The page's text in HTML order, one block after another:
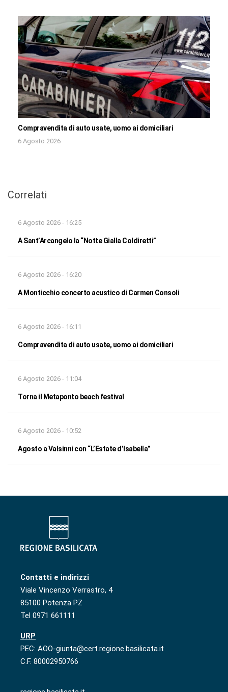
Compravendita di auto usate, uomo ai domiciliari
6 Agosto 2026
Correlati
6 Agosto 2026 - 16:25
A Sant’Arcangelo la “Notte Gialla Coldiretti”
6 Agosto 2026 - 16:20
A Monticchio concerto acustico di Carmen Consoli
6 Agosto 2026 - 16:11
Compravendita di auto usate, uomo ai domiciliari
6 Agosto 2026 - 11:04
Torna il Metaponto beach festival
6 Agosto 2026 - 10:52
Agosto a Valsinni con “L’Estate d’Isabella”
Contatti e indirizzi
Viale Vincenzo Verrastro, 4
85100 Potenza PZ
Tel 0971 661111
URP
PEC: AOO-giunta@cert.regione.basilicata.it
C.F. 80002950766